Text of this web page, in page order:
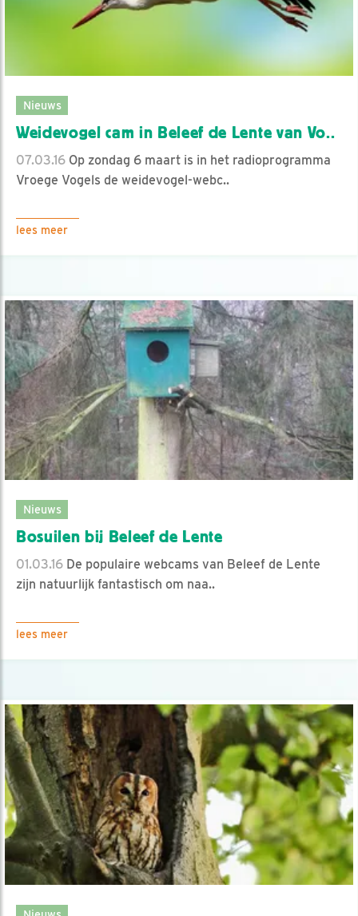
Nieuws
Weidevogel cam in Beleef de Lente van Vo..
07.03.16 Op zondag 6 maart is in het radioprogramma
Vroege Vogels de weidevogel-webc..
lees meer
Nieuws
Bosuilen bij Beleef de Lente
01.03.16 De populaire webcams van Beleef de Lente
zijn natuurlijk fantastisch om naa..
lees meer